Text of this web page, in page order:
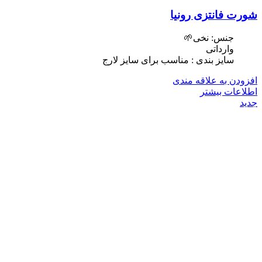
شورت فانتزی رونیا
جنس: نخی🌱
وارداتی
سایز بندی : مناسب برای سایز لارج
افزودن به علاقه مندی
اطلاعات بیشتر
جدید